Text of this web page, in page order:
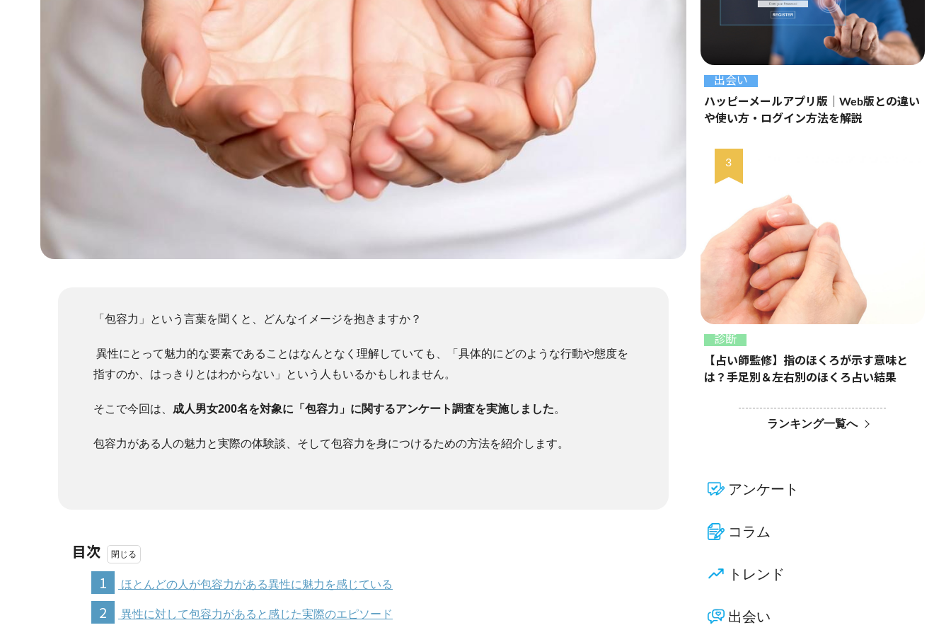
「包容力」という言葉を聞くと、どんなイメージを抱きますか？
異性にとって魅力的な要素であることはなんとなく理解していても、「具体的にどのような行動や態度を
指すのか、はっきりとはわからない」という人もいるかもしれません。
そこで今回は、 成人男女200名を対象に「包容力」に関するアンケート調査を実施しました。
包容力がある人の魅力と実際の体験談、そして包容力を身につけるための方法を紹介します。
目次
1
ほとんどの人が包容力がある異性に魅力を感じている
2 異性に対して包容力があると感じた実際のエピソード
出会い
ハッピーメールアプリ版｜Web版との違い
や使い方・ログイン方法を解説
診断
【占い師監修】指のほくろが示す意味と
は？手足別＆左右別のほくろ占い結果
ランキング一覧へ
アンケート
コラム
トレンド
出会い